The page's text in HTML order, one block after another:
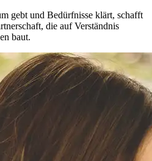
gebt und Bedürfnisse klärt, schafft
die auf Verständnis
baut.